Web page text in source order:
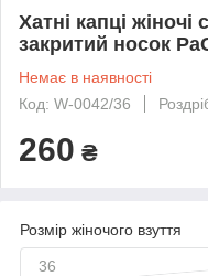
Хатні капці жіночі
закритий носок
Немає в наявності
Код: W-0042/36
260 ₴
Розмір жіночого взуття
36